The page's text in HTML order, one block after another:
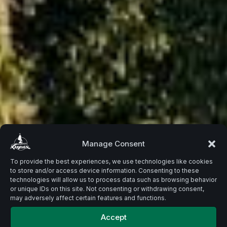
Manage Consent
To provide the best experiences, we use technologies like cookies
to store and/or access device information. Consenting to these
technologies will allow us to process data such as browsing behavior
or unique IDs on this site. Not consenting or withdrawing consent,
may adversely affect certain features and functions.
Accept
Beste
Zutaten.